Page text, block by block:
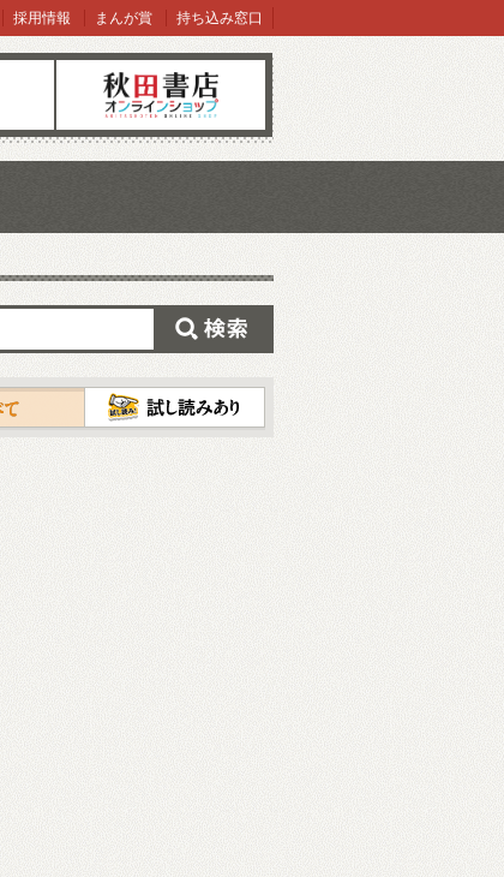
オンラインショップ
採用情報 まんが賞 持ち込み窓口